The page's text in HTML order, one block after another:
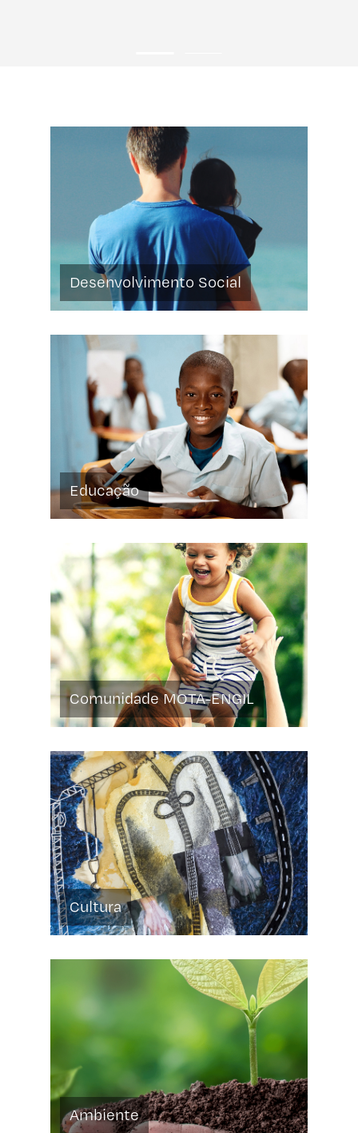
Desenvolvimento Social
Educação
Comunidade MOTA-ENGIL
Cultura
Ambiente